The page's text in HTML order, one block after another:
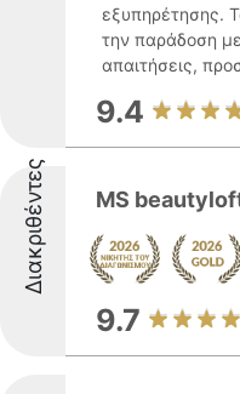
εξυπηρέτησης.
την παράδοση
απαιτήσεις,
9.4
Διακριθέντες MS
9.7